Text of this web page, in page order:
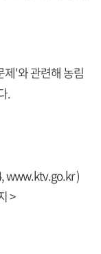
제'와 관련해 농림
.
www.ktv.go.kr)
>